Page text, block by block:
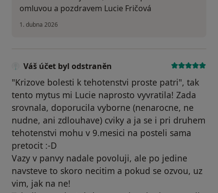
omluvou a pozdravem Lucie Fričová
1. dubna 2026
Váš účet byl odstraněn
"Krizove bolesti k tehotenstvi proste patri", tak
tento mytus mi Lucie naprosto vyvratila! Zada
srovnala, doporucila vyborne (nenarocne, ne
nudne, ani zdlouhave) cviky a ja se i pri druhem
tehotenstvi mohu v 9.mesici na posteli sama
pretocit :-D
Vazy v panvy nadale povoluji, ale po jedine
navsteve to skoro necitim a pokud se ozvou, uz
vim, jak na ne!